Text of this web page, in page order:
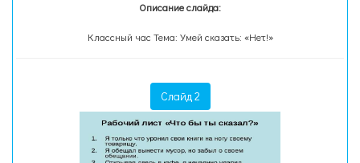
Описание слайда:
Классный час Тема: Умей сказать: «Нет!»
Слайд 2